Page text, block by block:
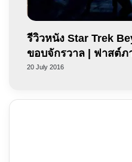
รีวิวหนัง Star Trek
ขอบจักรวาล | ฟาสต์ภ
20 July 2016